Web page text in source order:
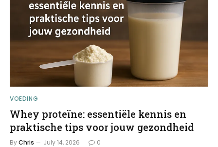
VOEDING
Whey proteïne: essentiële kennis en
praktische tips voor jouw gezondheid
ByChris July 14, 2026 0